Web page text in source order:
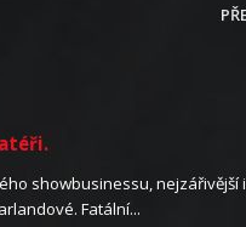
showbusinessu, nejzářivější i
Fatální...